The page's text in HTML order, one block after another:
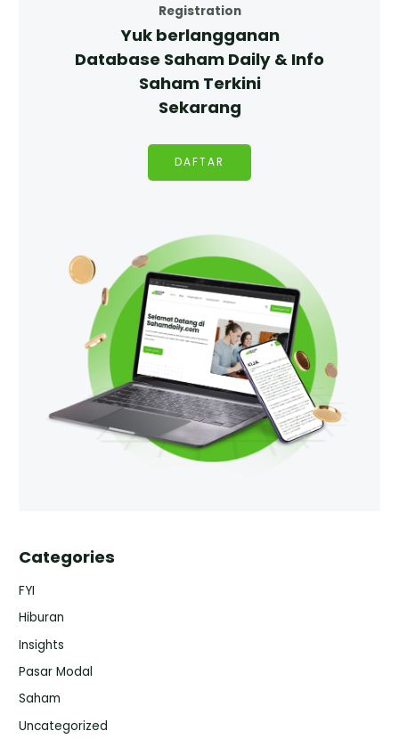
Registration
Yuk berlangganan
Database Saham Daily & Info
Saham Terkini
Sekarang
DAFTAR
Categories
FYI
Hiburan
Insights
Pasar Modal
Saham
Uncategorized